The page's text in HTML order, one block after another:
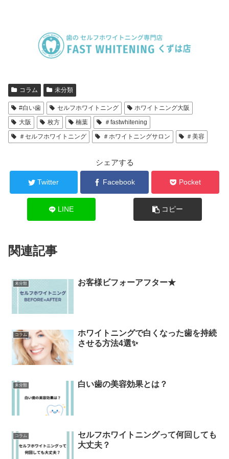
コラム 未分類
#白い歯 セルフホワイトニング
ホワイトニング大阪
大阪
枚方 楠葉
＃fastwhitening
＃セルフホワイトニング
＃ホワイトニングサロン ＃美容
シェアする
Twitter Facebook Pocket
LINE コピー
関連記事
未分類 お客様ビフォーアフター★
コラム
ホワイトニングで白くなった歯を持続
させる方法4選✨
未分類 白い歯の美容効果とは？
コラム
セルフホワイトニングって何回しても
大丈夫？